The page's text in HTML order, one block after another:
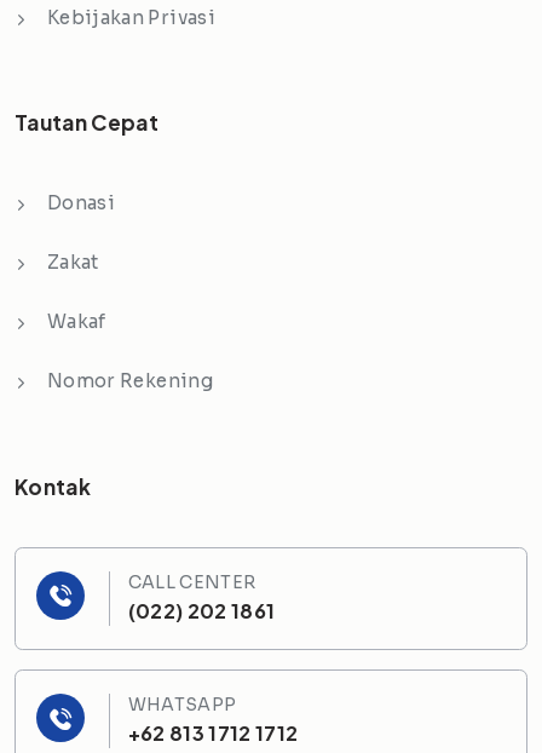
Kebijakan Privasi
Tautan Cepat
Donasi
Zakat
Wakaf
Nomor Rekening
Kontak
CALL CENTER
(022) 202 1861
WHATSAPP
+62 813 1712 1712